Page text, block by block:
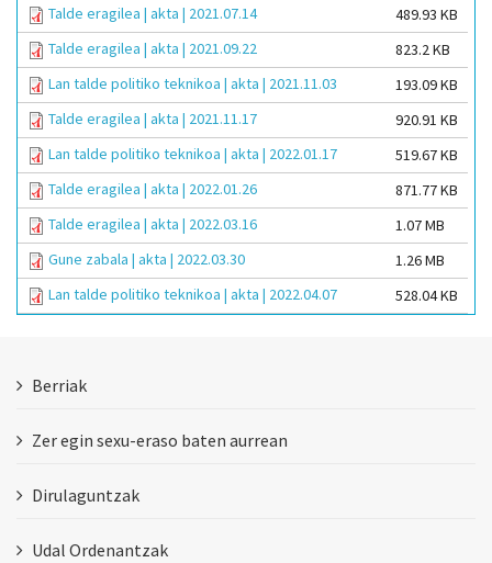
Talde eragilea | akta | 2021.07.14
489.93 KB
Talde eragilea | akta | 2021.09.22
823.2 KB
Lan talde politiko teknikoa | akta | 2021.11.03
193.09 KB
Talde eragilea | akta | 2021.11.17
920.91 KB
Lan talde politiko teknikoa | akta | 2022.01.17
519.67 KB
Talde eragilea | akta | 2022.01.26
871.77 KB
Talde eragilea | akta | 2022.03.16
1.07 MB
Gune zabala | akta | 2022.03.30
1.26 MB
Lan talde politiko teknikoa | akta | 2022.04.07
528.04 KB
Berriak
Zer egin sexu-eraso baten aurrean
Dirulaguntzak
Udal Ordenantzak